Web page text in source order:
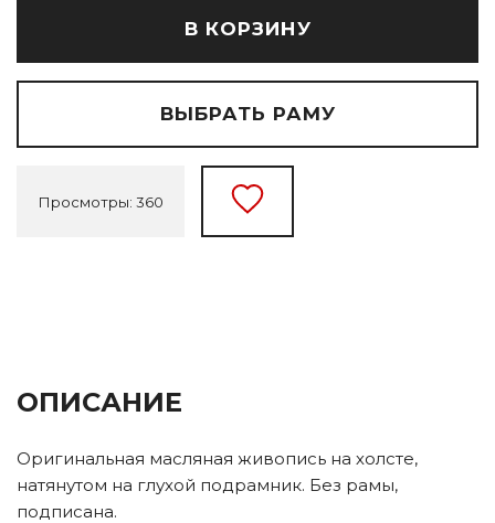
В КОРЗИНУ
ВЫБРАТЬ РАМУ
Просмотры: 360
ОПИСАНИЕ
Оригинальная масляная живопись на холсте,
натянутом на глухой подрамник. Без рамы,
подписана.